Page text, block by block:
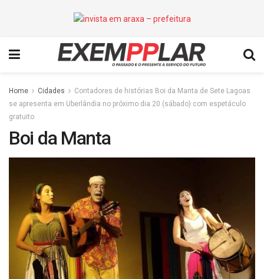
Home Cidades
Contadores de histórias Boi da Manta de Sete Lagoas
se apresenta em Uberlândia no próximo dia 20 (sábado) com espetáculo
gratuito
Boi da Manta